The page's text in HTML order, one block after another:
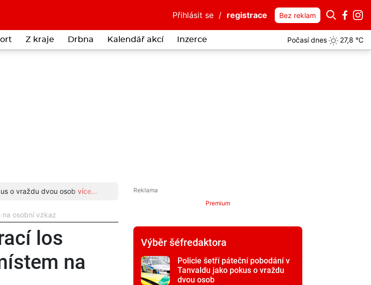
Přihlásit se / registrace Bez reklam
Z kraje Drbna Kalendář akcí Inzerce Počasí dnes 27,8 °C
o vraždu dvou osob více... Neuvěřitelná drzost: Lhal o zákazu přiblížení, strážníky chtěl jako taxík
na osobní vzkaz
los
na
Premium
Výběr šéfredaktora
Policie šetří páteční pobodání v
Tanvaldu jako pokus o vraždu
dvou osob